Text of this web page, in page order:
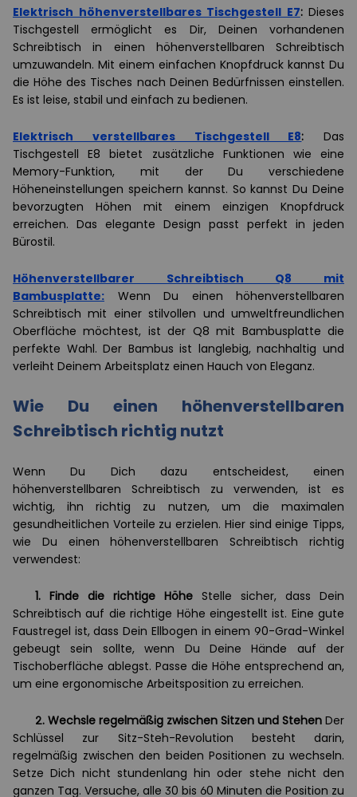
Elektrisch höhenverstellbares Tischgestell E7:Dieses
Tischgestell ermöglicht es Dir, Deinen vorhandenen
Schreibtisch in einen höhenverstellbaren Schreibtisch
umzuwandeln. Mit einem einfachen Knopfdruck kannst Du
die Höhe des Tisches nach Deinen Bedürfnissen einstellen.
Es ist leise, stabil und einfach zu bedienen.
Elektrisch verstellbares Tischgestell E8: Das
Tischgestell E8 bietet zusätzliche Funktionen wie eine
Memory-Funktion, mit der Du verschiedene
Höheneinstellungen speichern kannst. So kannst Du Deine
bevorzugten Höhen mit einem einzigen Knopfdruck
erreichen. Das elegante Design passt perfekt in jeden
Bürostil.
Höhenverstellbarer Schreibtisch Q8 mit
Bambusplatte: Wenn Du einen höhenverstellbaren
Schreibtisch mit einer stilvollen und umweltfreundlichen
Oberfläche möchtest, ist der Q8 mit Bambusplatte die
perfekte Wahl. Der Bambus ist langlebig, nachhaltig und
verleiht Deinem Arbeitsplatz einen Hauch von Eleganz.
Wie Du einen höhenverstellbaren
Schreibtisch richtig nutzt
Wenn Du Dich dazu entscheidest, einen
höhenverstellbaren Schreibtisch zu verwenden, ist es
wichtig, ihn richtig zu nutzen, um die maximalen
gesundheitlichen Vorteile zu erzielen. Hier sind einige Tipps,
wie Du einen höhenverstellbaren Schreibtisch richtig
verwendest:
1. Finde die richtige Höhe Stelle sicher, dass Dein
Schreibtisch auf die richtige Höhe eingestellt ist. Eine gute
Faustregel ist, dass Dein Ellbogen in einem 90-Grad-Winkel
gebeugt sein sollte, wenn Du Deine Hände auf der
Tischoberfläche ablegst. Passe die Höhe entsprechend an,
um eine ergonomische Arbeitsposition zu erreichen.
2. Wechsle regelmäßig zwischen Sitzen und Stehen Der
Schlüssel zur Sitz-Steh-Revolution besteht darin,
regelmäßig zwischen den beiden Positionen zu wechseln.
Setze Dich nicht stundenlang hin oder stehe nicht den
ganzen Tag. Versuche, alle 30 bis 60 Minuten die Position zu